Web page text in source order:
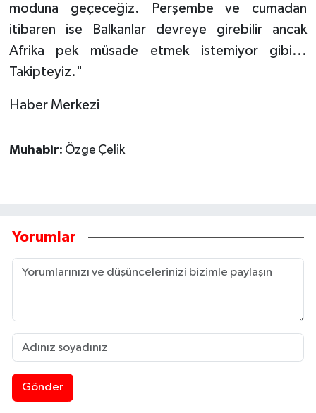
moduna geçeceğiz. Perşembe ve cumadan
itibaren ise Balkanlar devreye girebilir ancak
Afrika pek müsade etmek istemiyor gibi...
Takipteyiz."
Haber Merkezi
Muhabir: Özge Çelik
Yorumlar
Gönder
Künye